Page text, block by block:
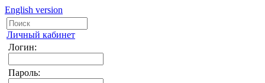
English version
Личный кабинет
Логин:
Пароль: